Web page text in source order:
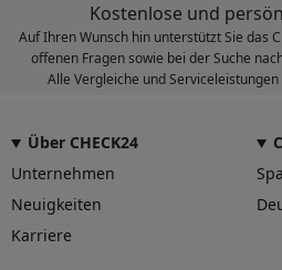
Kostenlose und
Auf Ihren Wunsch hin unterstützt Sie das
offenen Fragen sowie bei der Suche
Alle Vergleiche und
Über CHECK24
Unternehmen
Neuigkeiten
Karriere